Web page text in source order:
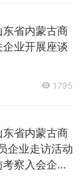
东省内蒙古商
业开展座谈
1795
东省内蒙古商
企业走访活动
察入会企业